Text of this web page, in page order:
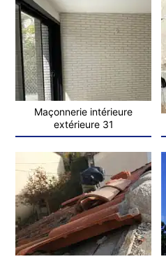
Maçonnerie intérieure
extérieure 31